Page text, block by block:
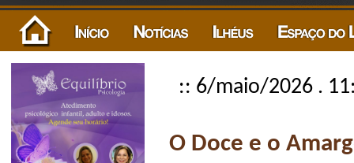
:: 6/maio/2026 .
O Doce e o